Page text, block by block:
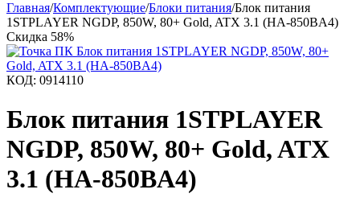
Главная/Комплектующие/Блоки питания/Блок питания
1STPLAYER NGDP, 850W, 80+ Gold, ATX 3.1 (HA-850BA4)
Скидка 58%
КОД: 0914110
Блок питания 1STPLAYER
NGDP, 850W, 80+ Gold, ATX
3.1 (HA-850BA4)